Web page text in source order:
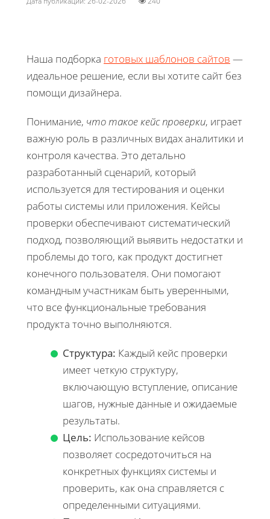
Наша подборка готовых шаблонов сайтов —
идеальное решение, если вы хотите сайт без
помощи дизайнера.
Понимание, что такое кейс проверки, играет
важную роль в различных видах аналитики и
контроля качества. Это детально
разработанный сценарий, который
используется для тестирования и оценки
работы системы или приложения. Кейсы
проверки обеспечивают систематический
подход, позволяющий выявить недостатки и
проблемы до того, как продукт достигнет
конечного пользователя. Они помогают
командным участникам быть уверенными,
что все функциональные требования
продукта точно выполняются.
Структура: Каждый кейс проверки
имеет четкую структуру,
включающую вступление, описание
шагов, нужные данные и ожидаемые
результаты.
Цель: Использование кейсов
позволяет сосредоточиться на
конкретных функциях системы и
проверить, как она справляется с
определенными ситуациями.